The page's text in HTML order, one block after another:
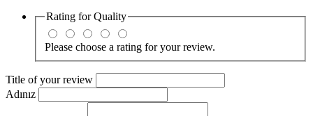
Rating forQuality
Please choose a rating for your review.
Title of your review
Adınız